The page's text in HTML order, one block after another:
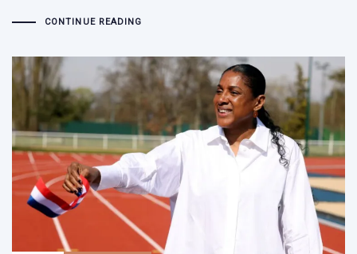
CONTINUE READING